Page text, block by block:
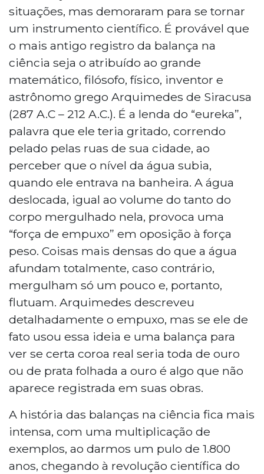
situações, mas demoraram para se tornar
um instrumento científico. É provável que
o mais antigo registro da balança na
ciência seja o atribuído ao grande
matemático, filósofo, físico, inventor e
astrônomo grego Arquimedes de Siracusa
(287 A.C – 212 A.C.). É a lenda do “eureka”,
palavra que ele teria gritado, correndo
pelado pelas ruas de sua cidade, ao
perceber que o nível da água subia,
quando ele entrava na banheira. A água
deslocada, igual ao volume do tanto do
corpo mergulhado nela, provoca uma
“força de empuxo” em oposição à força
peso. Coisas mais densas do que a água
afundam totalmente, caso contrário,
mergulham só um pouco e, portanto,
flutuam. Arquimedes descreveu
detalhadamente o empuxo, mas se ele de
fato usou essa ideia e uma balança para
ver se certa coroa real seria toda de ouro
ou de prata folhada a ouro é algo que não
aparece registrada em suas obras.
A história das balanças na ciência fica mais
intensa, com uma multiplicação de
exemplos, ao darmos um pulo de 1.800
anos, chegando à revolução científica do